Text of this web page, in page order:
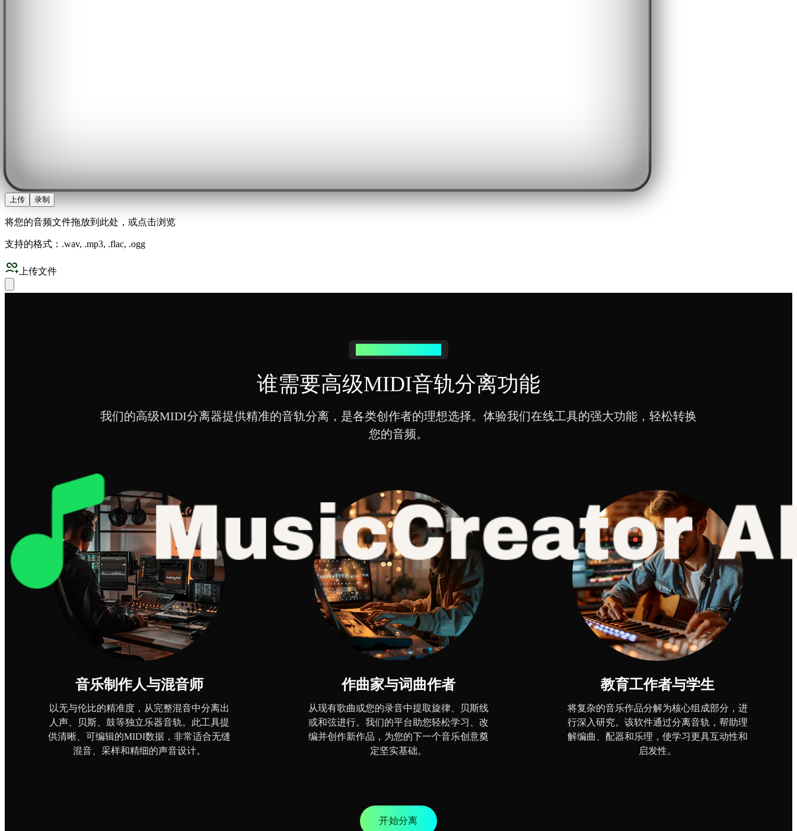
上传 录制
将您的音频文件拖放到此处，或点击浏览
支持的格式：.wav, .mp3, .flac, .ogg
上传文件
谁需要高级MIDI音轨分离功能
我们的高级MIDI分离器提供精准的音轨分离，是各类创作者的理想选择。体验我们在线工具的强大功能，轻松转换
您的音频。
音乐制作人与混音师
以无与伦比的精准度，从完整混音中分离出
人声、贝斯、鼓等独立乐器音轨。此工具提
供清晰、可编辑的MIDI数据，非常适合无缝
混音、采样和精细的声音设计。
作曲家与词曲作者
从现有歌曲或您的录音中提取旋律、贝斯线
或和弦进行。我们的平台助您轻松学习、改
编并创作新作品，为您的下一个音乐创意奠
定坚实基础。
教育工作者与学生
将复杂的音乐作品分解为核心组成部分，进
行深入研究。该软件通过分离音轨，帮助理
解编曲、配器和乐理，使学习更具互动性和
启发性。
开始分离